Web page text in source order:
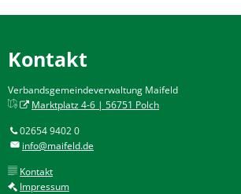
Kontakt
Verbandsgemeindeverwaltung Maifeld
Marktplatz 4-6 | 56751 Polch
02654 9402 0
info@maifeld.de
Kontakt
Impressum